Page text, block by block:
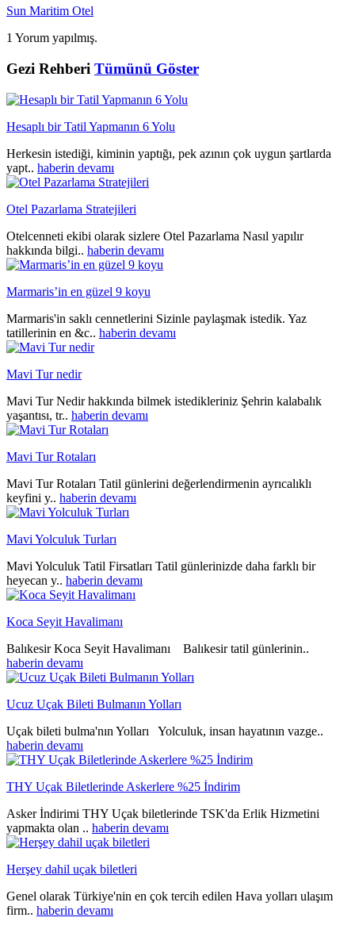
Sun Maritim Otel
1 Yorum yapılmış.
Gezi Rehberi Tümünü Göster
Hesaplı bir Tatil Yapmanın 6 Yolu
Herkesin istediği, kiminin yaptığı, pek azının çok uygun şartlarda
yapt.. haberin devamı
Otel Pazarlama Stratejileri
Otelcenneti ekibi olarak sizlere Otel Pazarlama Nasıl yapılır
hakkında bilgi.. haberin devamı
Marmaris’in en güzel 9 koyu
Marmaris'in saklı cennetlerini Sizinle paylaşmak istedik. Yaz
tatillerinin en &c.. haberin devamı
Mavi Tur nedir
Mavi Tur Nedir hakkında bilmek istedikleriniz Şehrin kalabalık
yaşantısı, tr.. haberin devamı
Mavi Tur Rotaları
Mavi Tur Rotaları Tatil günlerini değerlendirmenin ayrıcalıklı
keyfini y.. haberin devamı
Mavi Yolculuk Turları
Mavi Yolculuk Tatil Firsatları Tatil günlerinizde daha farklı bir
heyecan y.. haberin devamı
Koca Seyit Havalimanı
Balıkesir Koca Seyit Havalimanı Balıkesir tatil günlerinin..
haberin devamı
Ucuz Uçak Bileti Bulmanın Yolları
Uçak bileti bulma'nın Yolları Yolculuk, insan hayatının vazge..
haberin devamı
THY Uçak Biletlerinde Askerlere %25 İndirim
Asker İndirimi THY Uçak biletlerinde TSK'da Erlik Hizmetini
yapmakta olan .. haberin devamı
Herşey dahil uçak biletleri
Genel olarak Türkiye'nin en çok tercih edilen Hava yolları ulaşım
firm.. haberin devamı